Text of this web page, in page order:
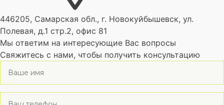
446205, Самарская обл., г. Новокуйбышевск, ул.
Полевая, д.1 стр.2, офис 81
Мы ответим на интересующие Вас вопросы
Свяжитесь с нами, чтобы получить консультацию